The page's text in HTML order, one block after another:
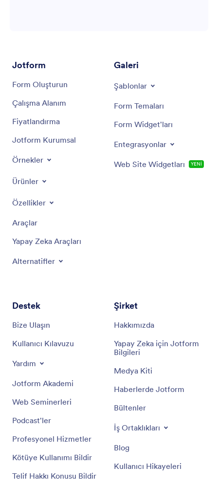
Jotform
Form Oluşturun
Çalışma Alanım
Fiyatlandırma
Jotform Kurumsal
Örnekler
Ürünler
Özellikler
Araçlar
Yapay Zeka Araçları
Alternatifler
Galeri
Şablonlar
Form Temaları
Form Widget'ları
Entegrasyonlar
Web Site Widgetları YENİ
Destek
Bize Ulaşın
Kullanıcı Kılavuzu
Yardım
Jotform Akademi
Web Seminerleri
Podcast'ler
Profesyonel Hizmetler
Kötüye Kullanımı Bildir
Telif Hakkı Konusu Bildir
Şirket
Hakkımızda
Yapay Zeka için Jotform
Bilgileri
Medya Kiti
Haberlerde Jotform
Bültenler
İş Ortaklıkları
Blog
Kullanıcı Hikayeleri